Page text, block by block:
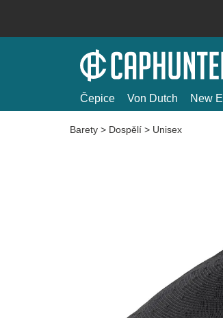
Čepice Von Dutch New
Barety > Dospělí > Unisex